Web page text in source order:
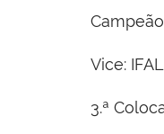
Vice: IFAL
3.ª